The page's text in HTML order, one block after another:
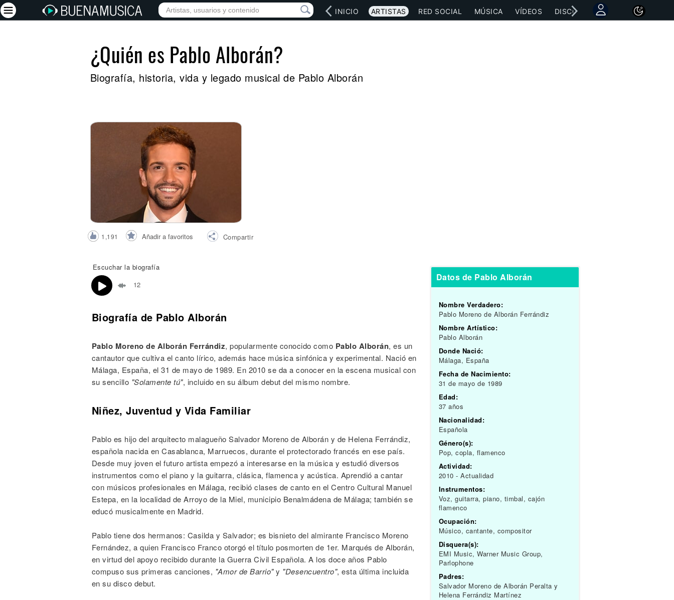
INICIO ARTISTAS RED SOCIAL MÚSICA VÍDEOS DISCOGRAFÍAS CONCIERTOS
¿Quién es Pablo Alborán?
Biografía, historia, vida y legado musical de Pablo Alborán
1,191 Añadir a favoritos Compartir
Escuchar la biografía
12
Biografía de Pablo Alborán
Pablo Moreno de Alborán Ferrándiz, popularmente conocido como Pablo Alborán, es un
cantautor que cultiva el canto lírico, además hace música sinfónica y experimental. Nació en
Málaga, España, el 31 de mayo de 1989. En 2010 se da a conocer en la escena musical con
su sencillo "Solamente tú", incluido en su álbum debut del mismo nombre.
Niñez, Juventud y Vida Familiar
Pablo es hijo del arquitecto malagueño Salvador Moreno de Alborán y de Helena Ferrándiz,
española nacida en Casablanca, Marruecos, durante el protectorado francés en ese país.
Desde muy joven el futuro artista empezó a interesarse en la música y estudió diversos
instrumentos como el piano y la guitarra, clásica, flamenca y acústica. Aprendió a cantar
con músicos profesionales en Málaga, recibió clases de canto en el Centro Cultural Manuel
Estepa, en la localidad de Arroyo de la Miel, municipio Benalmádena de Málaga; también se
educó musicalmente en Madrid.
Pablo tiene dos hermanos: Casilda y Salvador; es bisnieto del almirante Francisco Moreno
Fernández, a quien Francisco Franco otorgó el título posmorten de 1er. Marqués de Alborán,
en virtud del apoyo recibido durante la Guerra Civil Española. A los doce años Pablo
compuso sus primeras canciones, "Amor de Barrio"y "Desencuentro", esta última incluida
en su disco debut.
Datos de Pablo Alborán
Nombre Verdadero:
Pablo Moreno de Alborán Ferrándiz
Nombre Artístico:
Pablo Alborán
Donde Nació:
Málaga, España
Fecha de Nacimiento:
31 de mayo de 1989
Edad:
37 años
Nacionalidad:
Española
Género(s):
Pop, copla, flamenco
Actividad:
2010 - Actualidad
Instrumentos:
Voz, guitarra, piano, timbal, cajón
flamenco
Ocupación:
Músico, cantante, compositor
Disquera(s):
EMI Music, Warner Music Group,
Parlophone
Padres:
Salvador Moreno de Alborán Peralta y
Helena Ferrándiz Martínez